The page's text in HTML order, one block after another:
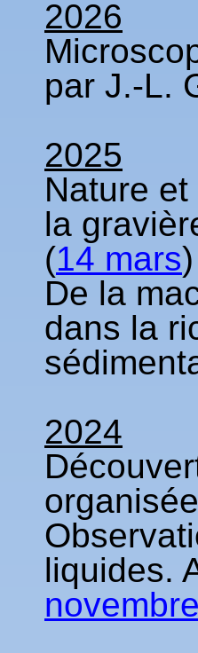
2026
par J.-L.
2025
Nature
la
(14 mars)
De la
dans la
2024
liquides.
novembre